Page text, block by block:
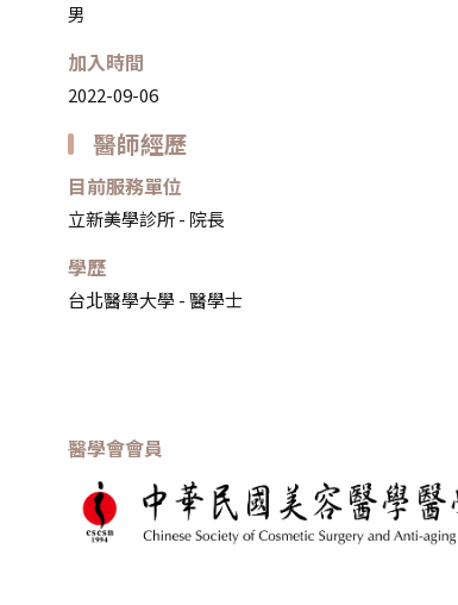
男
加入時間
2022-09-06
醫師經歷
目前服務單位
立新美學診所 - 院長
學歷
台北醫學大學 - 醫學士
醫學會會員